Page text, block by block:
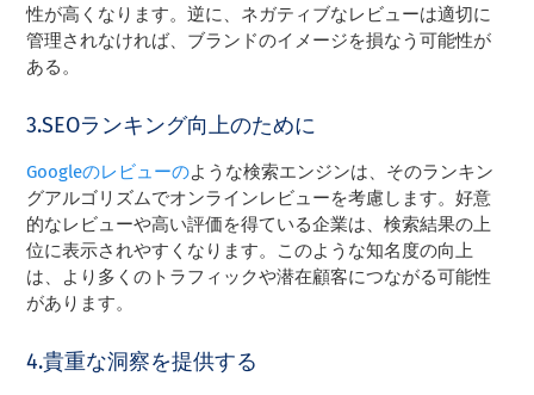
性が高くなります。逆に、ネガティブなレビューは適切に
管理されなければ、ブランドのイメージを損なう可能性が
ある。
3.SEOランキング向上のために
Googleのレビューのような検索エンジンは、そのランキン
グアルゴリズムでオンラインレビューを考慮します。好意
的なレビューや高い評価を得ている企業は、検索結果の上
位に表示されやすくなります。このような知名度の向上
は、より多くのトラフィックや潜在顧客につながる可能性
があります。
4.貴重な洞察を提供する